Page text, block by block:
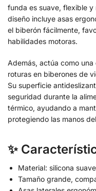
funda es suave, flexible y
diseño incluye asas
el biberón fácilmente,
habilidades motoras.
Además, actúa como
roturas en biberones de
Su superficie
seguridad durante la
térmico, ayudando a
protegiendo las manos
✨
Material: silicona
Tamaño grande,